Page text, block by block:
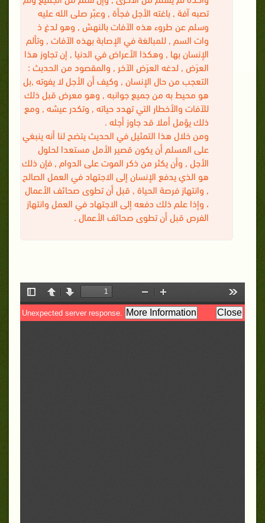
تصبه آفة , باغته الأجل فجأة , وعبّر صلى الله عليه
وسلم عن طروء هذه الآفات بالنهش , وهو لدغ ذ
وات السم , للمبالغة في الإصابة بهذه الآفات , وتألم
الإنسان بها , وهكذا الأعراض في الدنيا , إن تجاوز هذا
العرَض , لدغه العرَض الآخر , والمقصود من الحديث :
التعجب من حال الإنسان , وكيف أن الأجل لا يفوته ,بل
هو محيط به من جميع جوانبه , وهو معرض قبل ذلك
للآفات والأخطار التي تهدد حياته , وتكدر عيشه , ومع
ذلك يؤمل أملا قد جاوز أجله .
ومن خلال هذا التمثيل في الحديث يتضح لنا أنه ينبغي
على المسلم أن يكون قصير الأمل مستعدا لحلول
الأجل , وأن يكثر من ذكر الموت على الدوام , فإن ذلك
هو الذي يدفع الإنسان إلى الاجتهاد في العمل الصالح
, وانتهاز فرصة الحياة , قبل أن تطوى صحائف الأعمال
، وإذا علم ذلك دفعه إلى الاجتهاد في العمل وانتهاز
الفرص قبل أن تطوى صحائف الأعمال .